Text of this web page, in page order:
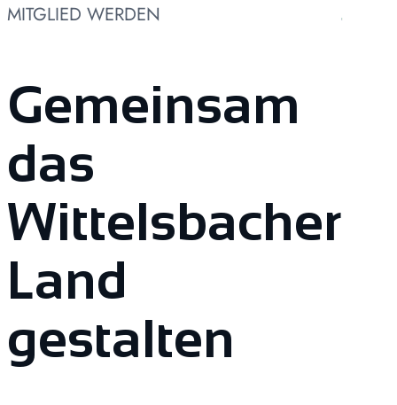
MITGLIED WERDEN
Gemeinsam
das
Wittelsbacher
Land
gestalten